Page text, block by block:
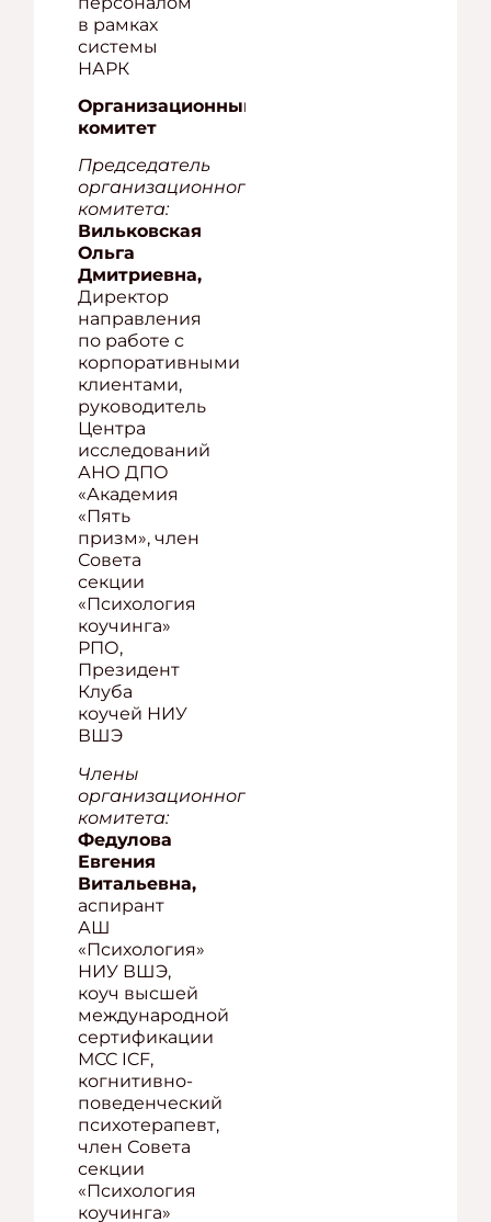
в рамках
системы
НАРК
Организационный
комитет
Председатель
организационного
комитета:
Вильковская
Ольга
Дмитриевна,
Директор
направления
по работе с
корпоративными
клиентами,
руководитель
Центра
исследований
АНО ДПО
«Академия
«Пять
призм», член
Совета
секции
«Психология
коучинга»
РПО,
Президент
Клуба
коучей НИУ
ВШЭ
Члены
организационного
комитета:
Федулова
Евгения
Витальевна,
аспирант
АШ
«Психология»
НИУ ВШЭ,
коуч высшей
международной
сертификации
МСС ICF,
когнитивно-
поведенческий
психотерапевт,
член Совета
секции
«Психология
коучинга»